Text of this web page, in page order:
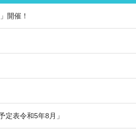
開催！
表令和5年8月」